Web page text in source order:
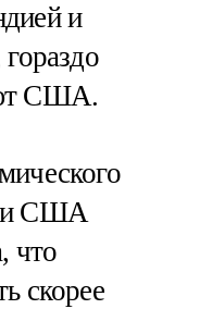
и
США.
США
что
скорее